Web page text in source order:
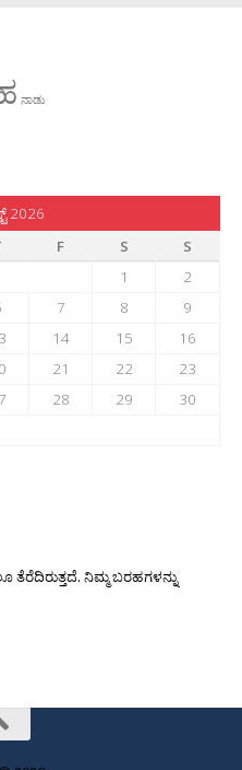
ನಾಡು
2026
F S
S
1
2
7 8
9
14 15
16
21 22
23
28 29
30
ನಿಮ್ಮ ಬರಹಗಳನ್ನು